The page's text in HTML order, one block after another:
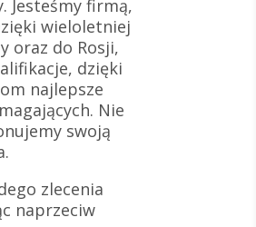
Jesteśmy firmą,
wieloletniej
oraz do Rosji,
dzięki
najlepsze
Nie
swoją
zlecenia
naprzeciw